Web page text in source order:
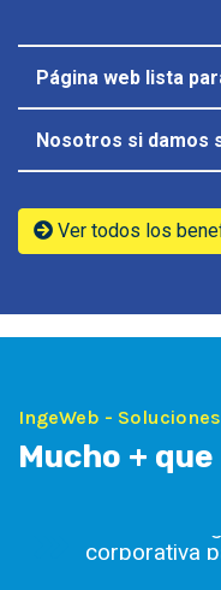
Página web lista
Nosotros si damos
Ver todos los
IngeWeb -
Mucho +
corporativa